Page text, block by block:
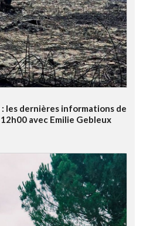
les dernières informations de
avec Emilie Gebleux